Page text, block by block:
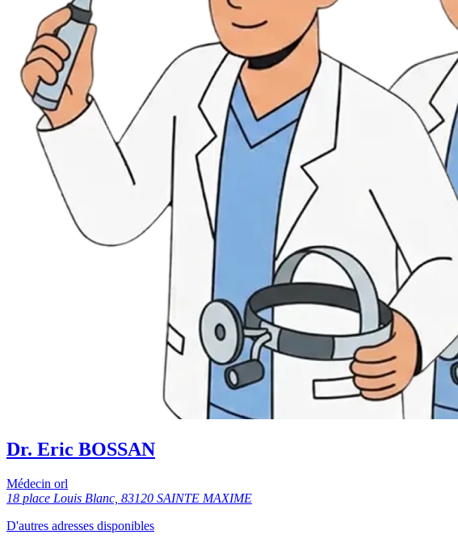
Dr. Eric BOSSAN
Médecin orl
18 place Louis Blanc, 83120 SAINTE MAXIME
D'autres adresses disponibles